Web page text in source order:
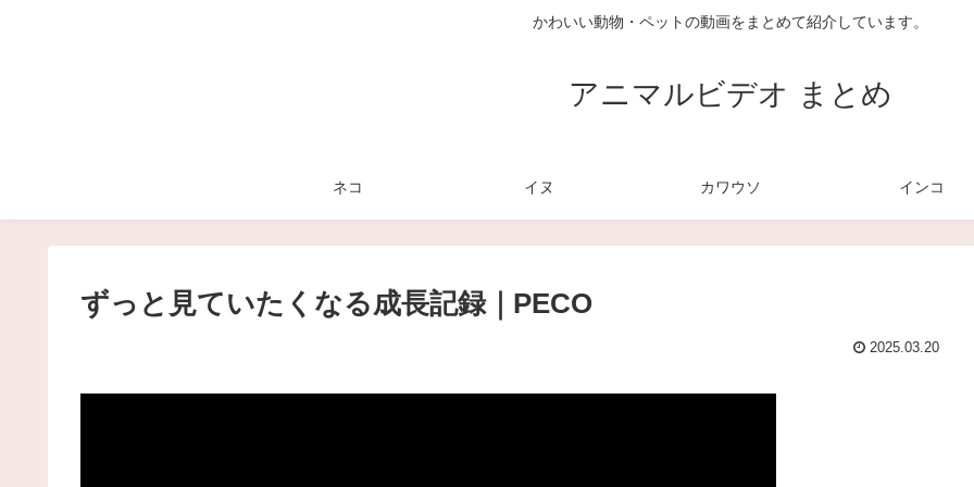
かわいい動物・ペットの動画をまとめて紹介しています。
アニマルビデオ まとめ
ネコ イヌ カワウソ インコ
ずっと見ていたくなる成長記録｜PECO
2025.03.20